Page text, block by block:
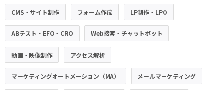
CMS・サイト制作 フォーム作成 LP制作・LPO
ABテスト・EFO・CRO Web接客・チャットボット
動画・映像制作 アクセス解析
マーケティングオートメーション（MA） メールマーケティング